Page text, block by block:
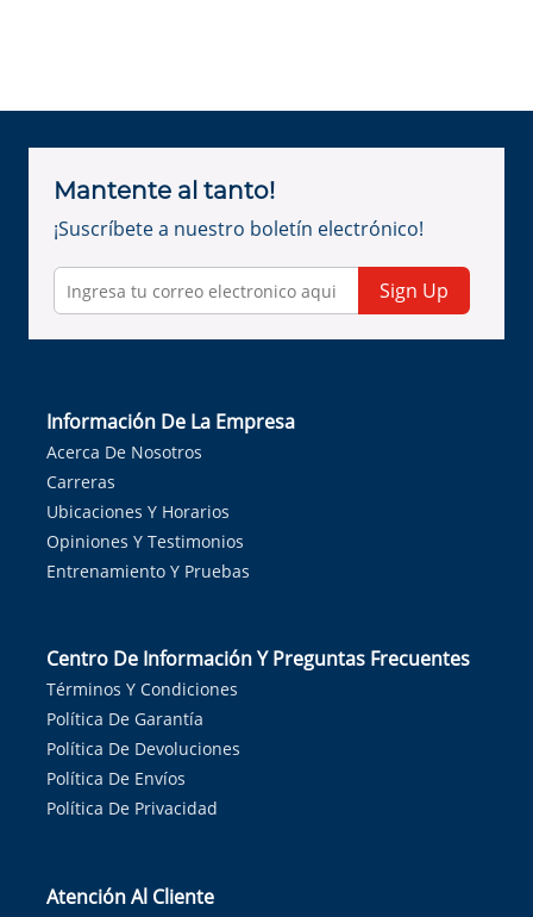
Mantente al tanto!
¡Suscríbete a nuestro boletín electrónico!
Sign Up
Información De La Empresa
Acerca De Nosotros
Carreras
Ubicaciones Y Horarios
Opiniones Y Testimonios
Entrenamiento Y Pruebas
Centro De Información Y Preguntas Frecuentes
Términos Y Condiciones
Política De Garantía
Política De Devoluciones
Política De Envíos
Política De Privacidad
Atención Al Cliente